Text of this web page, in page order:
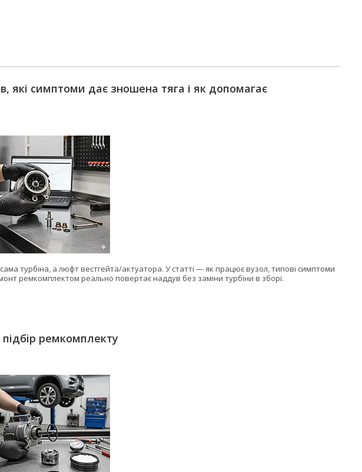
які симптоми дає зношена тяга і як допомагає
турбіна, а люфт вестгейта/актуатора. У статті — як працює вузол, типові симптоми
ремкомплектом реально повертає наддув без заміни турбіни в зборі.
ремкомплекту